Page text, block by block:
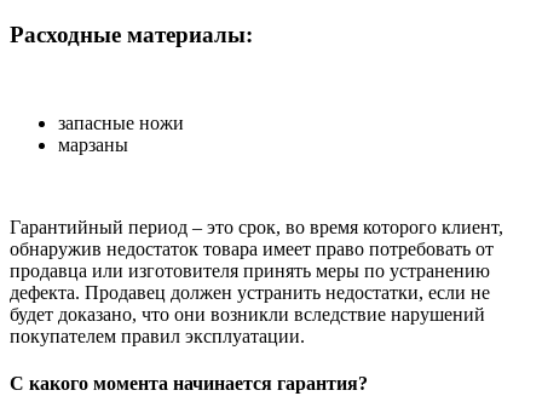
Расходные материалы:
запасные ножи
марзаны
Гарантийный период – это срок, во время которого клиент,
обнаружив недостаток товара имеет право потребовать от
продавца или изготовителя принять меры по устранению
дефекта. Продавец должен устранить недостатки, если не
будет доказано, что они возникли вследствие нарушений
покупателем правил эксплуатации.
С какого момента начинается гарантия?